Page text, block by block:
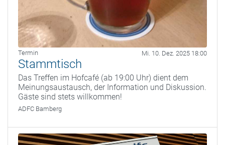
Termin Mi. 10. Dez. 2025 18:00
Stammtisch
Das Treffen im Hofcafé (ab 19:00 Uhr) dient dem
Meinungsaustausch, der Information und Diskussion.
Gäste sind stets willkommen!
ADFC Bamberg